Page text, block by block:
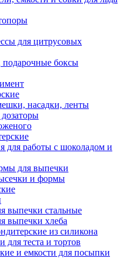
для цитрусовых
боксы
насадки, ленты
для работы с шоколадом и
для выпечки
и формы
выпечки стальные
выпечки хлеба
из силикона
для теста и тортов
и емкости для посыпки